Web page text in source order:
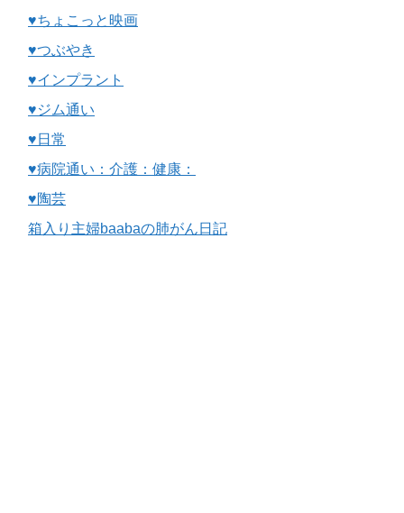
♥ちょこっと映画
♥つぶやき
♥インプラント
♥ジム通い
♥日常
♥病院通い：介護：健康：
♥陶芸
箱入り主婦baabaの肺がん日記